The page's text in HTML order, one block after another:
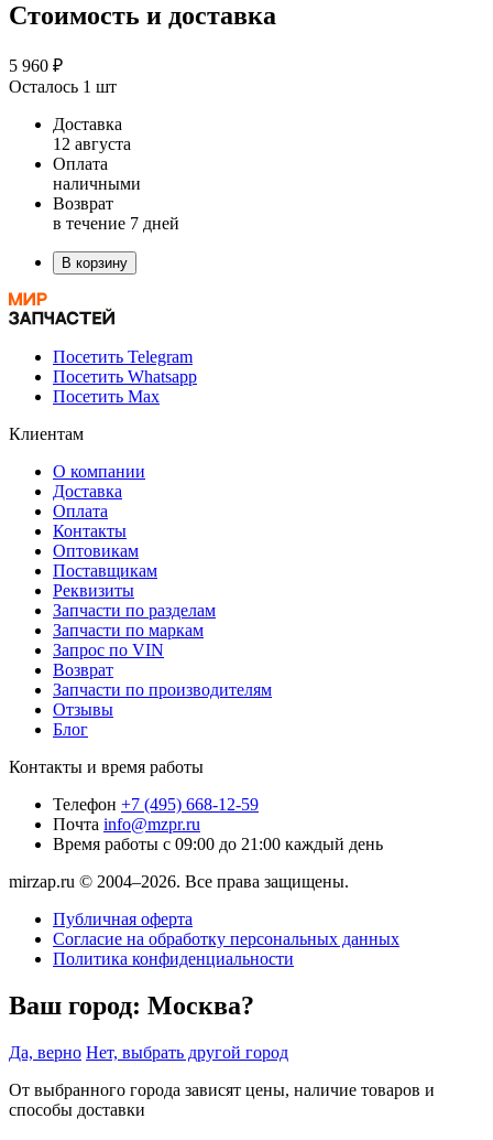
Стоимость и доставка
5 960 ₽
Осталось 1 шт
Доставка
12 августа
Оплата
наличными
Возврат
в течение 7 дней
В корзину
Посетить Telegram
Посетить Whatsapp
Посетить Max
Клиентам
О компании
Доставка
Оплата
Контакты
Оптовикам
Поставщикам
Реквизиты
Запчасти по разделам
Запчасти по маркам
Запрос по VIN
Возврат
Запчасти по производителям
Отзывы
Блог
Контакты и время работы
Телефон +7 (495) 668-12-59
Почта info@mzpr.ru
Время работы с 09:00 до 21:00 каждый день
mirzap.ru © 2004–2026. Все права защищены.
Публичная оферта
Согласие на обработку персональных данных
Политика конфиденциальности
Ваш город: Москва?
Да, верно Нет, выбрать другой город
От выбранного города зависят цены, наличие товаров и
способы доставки